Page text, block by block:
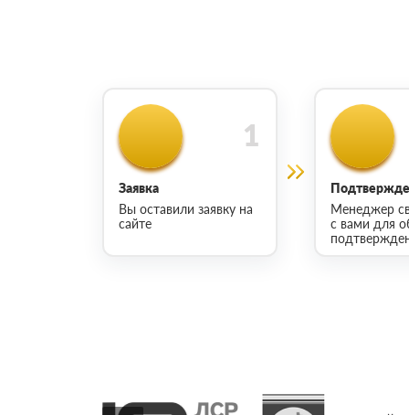
Заявка
Вы оставили заявку на
сайте
Менеджер
с вами для